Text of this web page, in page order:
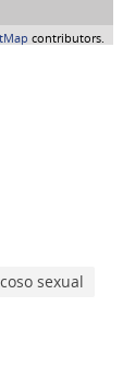
contributors.
sexual